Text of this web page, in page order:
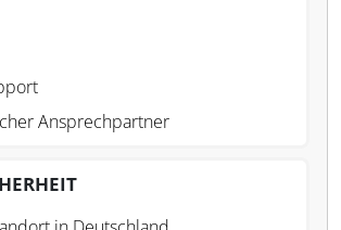
Ansprechpartner